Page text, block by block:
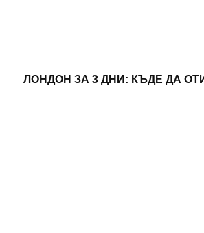
ЛОНДОН ЗА 3 ДНИ: КЪДЕ ДА